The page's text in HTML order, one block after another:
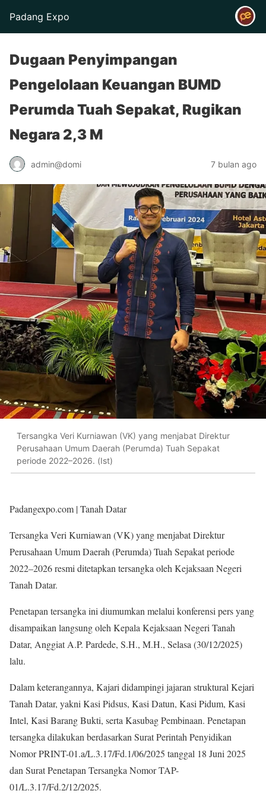
Padang Expo
Dugaan Penyimpangan
Pengelolaan Keuangan BUMD
Perumda Tuah Sepakat, Rugikan
Negara 2,3 M
admin@domi 7 bulan ago
Tersangka Veri Kurniawan (VK) yang menjabat Direktur
Perusahaan Umum Daerah (Perumda) Tuah Sepakat
periode 2022–2026. (Ist)
Padangexpo.com | Tanah Datar
Tersangka Veri Kurniawan (VK) yang menjabat Direktur
Perusahaan Umum Daerah (Perumda) Tuah Sepakat periode
2022–2026 resmi ditetapkan tersangka oleh Kejaksaan Negeri
Tanah Datar.
Penetapan tersangka ini diumumkan melalui konferensi pers yang
disampaikan langsung oleh Kepala Kejaksaan Negeri Tanah
Datar, Anggiat A.P. Pardede, S.H., M.H., Selasa (30/12/2025)
lalu.
Dalam keterangannya, Kajari didampingi jajaran struktural Kejari
Tanah Datar, yakni Kasi Pidsus, Kasi Datun, Kasi Pidum, Kasi
Intel, Kasi Barang Bukti, serta Kasubag Pembinaan. Penetapan
tersangka dilakukan berdasarkan Surat Perintah Penyidikan
Nomor PRINT-01.a/L.3.17/Fd.1/06/2025 tanggal 18 Juni 2025
dan Surat Penetapan Tersangka Nomor TAP-
01/L.3.17/Fd.2/12/2025.